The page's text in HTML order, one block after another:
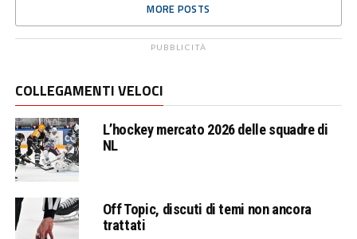
MORE POSTS
PUBBLICITÀ
COLLEGAMENTI VELOCI
L’hockey mercato 2026 delle squadre di
NL
Off Topic, discuti di temi non ancora
trattati